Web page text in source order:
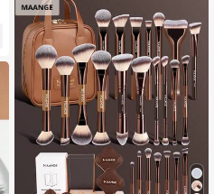
ムまつげ、女性の旅行、パーティ
ー、仕事での使用に適しています